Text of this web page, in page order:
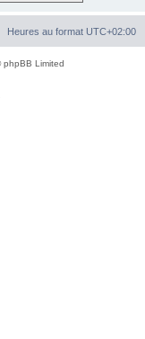
Heures au format UTC+02:00
Limited